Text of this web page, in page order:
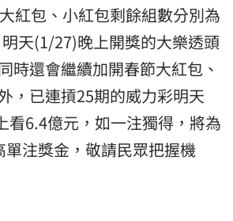
紅包、小紅包剩餘組數分別為
天(1/27)晚上開獎的大樂透頭
時還會繼續加開春節大紅包、
，已連摃25期的威力彩明天
看6.4億元，如一注獨得，將為
單注獎金，敬請民眾把握機